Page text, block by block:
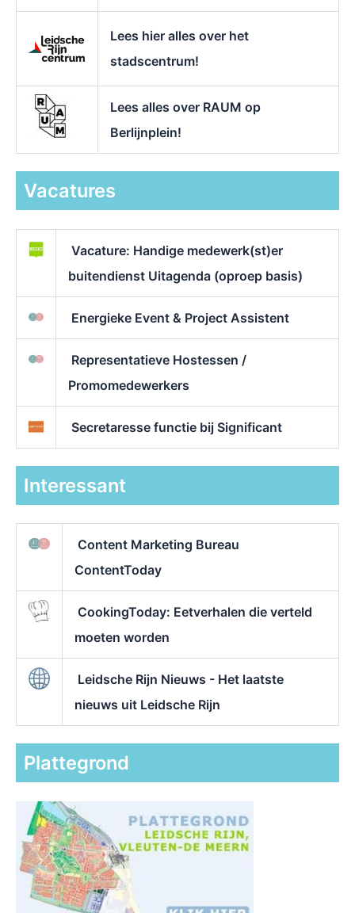
Lees hier alles over het
stadscentrum!
Lees alles over RAUM op
Berlijnplein!
Vacatures
Vacature: Handige medewerk(st)er
buitendienst Uitagenda (oproep basis)
Energieke Event & Project Assistent
Representatieve Hostessen /
Promomedewerkers
Secretaresse functie bij Significant
Interessant
Content Marketing Bureau
ContentToday
CookingToday: Eetverhalen die verteld
moeten worden
Leidsche Rijn Nieuws - Het laatste
nieuws uit Leidsche Rijn
Plattegrond